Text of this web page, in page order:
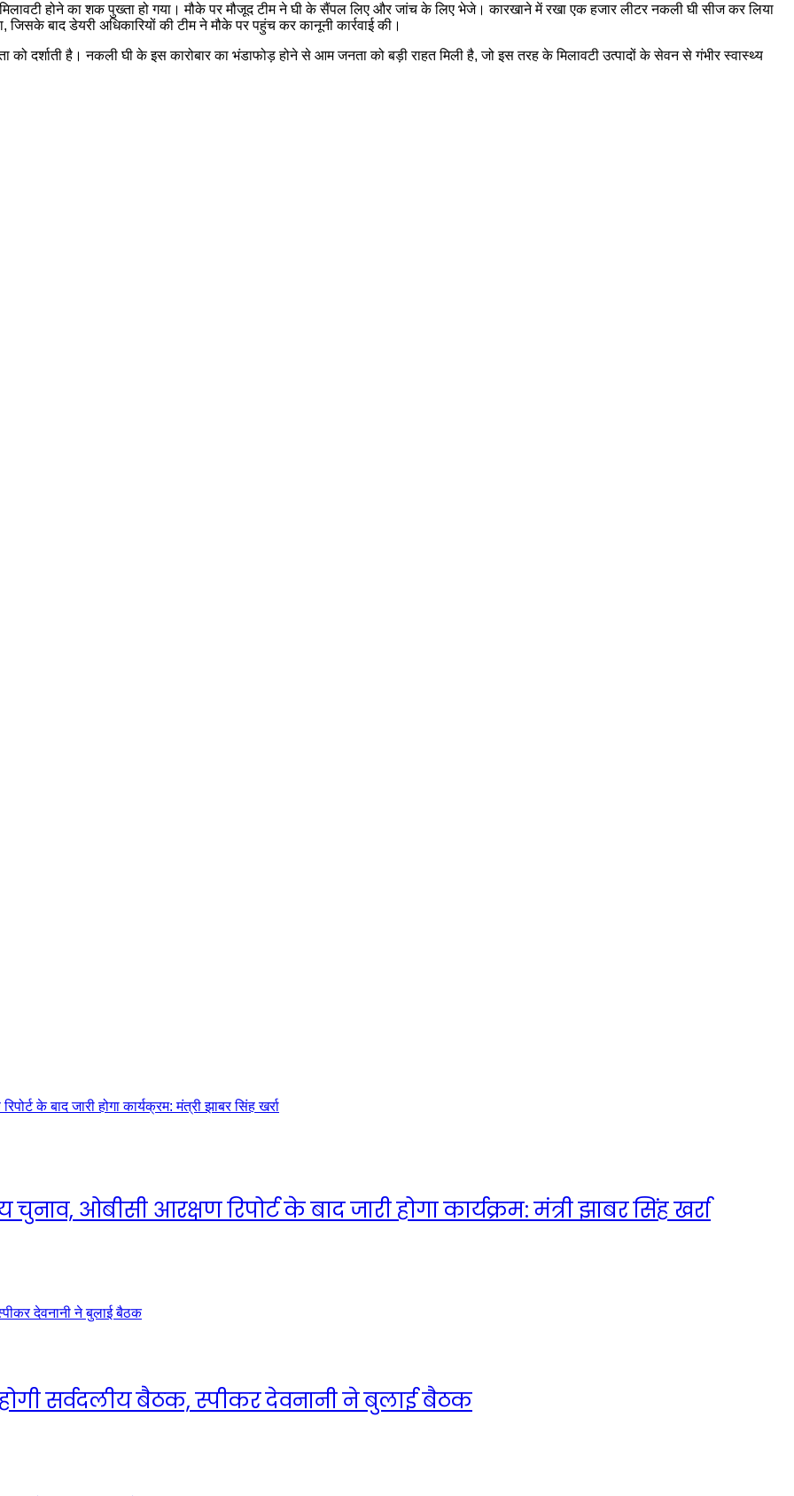
होने का शक पुख्ता हो गया। मौके पर मौजूद टीम ने घी के सैंपल लिए और जांच के लिए भेजे। कारखाने में रखा एक हजार लीटर नकली घी सीज कर लिया
बाद डेयरी अधिकारियों की टीम ने मौके पर पहुंच कर कानूनी कार्रवाई की।
को दर्शाती है। नकली घी के इस कारोबार का भंडाफोड़ होने से आम जनता को बड़ी राहत मिली है, जो इस तरह के मिलावटी उत्पादों के सेवन से गंभीर स्वास्थ्य
ओबीसी आरक्षण रिपोर्ट के बाद जारी होगा कार्यक्रम: मंत्री झाबर सिंह खर्रा
सर्वदलीय बैठक, स्पीकर देवनानी ने बुलाई बैठक